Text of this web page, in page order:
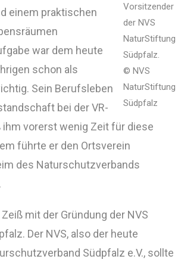
Vorsitzender
der NVS
NaturStiftung
Südpfalz.
© NVS
NaturStiftung
Südpfalz
einem praktischen
war dem heute
schon als
Sein Berufsleben
bei der VR-
ihm vorerst wenig Zeit für diese
führte er den Ortsverein
des Naturschutzverbands
mit der Gründung der NVS
Der NVS, also der heute
Südpfalz e.V., sollte